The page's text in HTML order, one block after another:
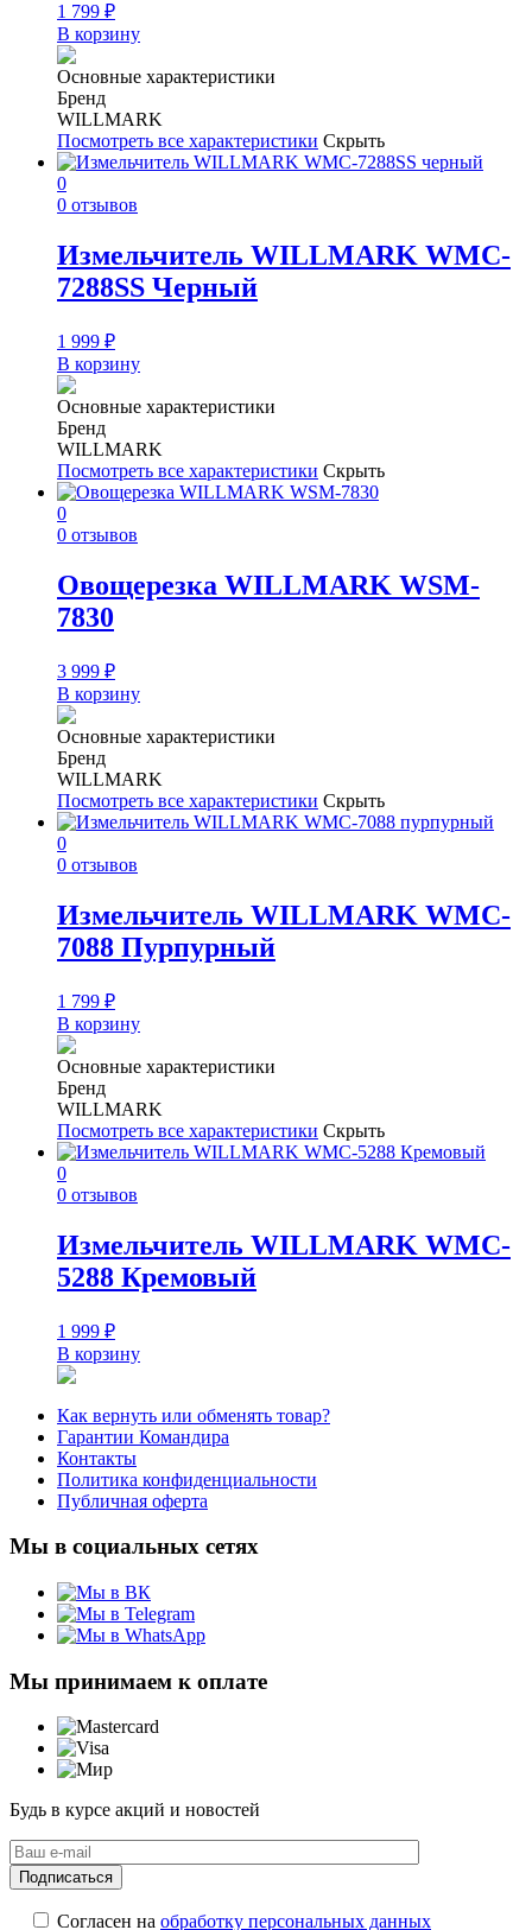
1 799 ₽
В корзину
Основные характеристики
Бренд
WILLMARK
Посмотреть все характеристики Скрыть
0
0 отзывов
Измельчитель WILLMARK WMC-
7288SS Черный
1 999 ₽
В корзину
Основные характеристики
Бренд
WILLMARK
Посмотреть все характеристики Скрыть
0
0 отзывов
Овощерезка WILLMARK WSM-
7830
3 999 ₽
В корзину
Основные характеристики
Бренд
WILLMARK
Посмотреть все характеристики Скрыть
0
0 отзывов
Измельчитель WILLMARK WMC-
7088 Пурпурный
1 799 ₽
В корзину
Основные характеристики
Бренд
WILLMARK
Посмотреть все характеристики Скрыть
0
0 отзывов
Измельчитель WILLMARK WMC-
5288 Кремовый
1 999 ₽
В корзину
Как вернуть или обменять товар?
Гарантии Командира
Контакты
Политика конфиденциальности
Публичная оферта
Мы в социальных сетях
Мы принимаем к оплате
Будь в курсе акций и новостей
Согласен на обработку персональных данных